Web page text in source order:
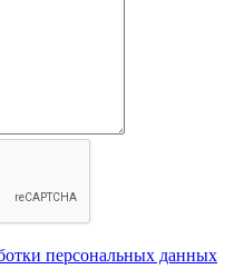
персональных данных